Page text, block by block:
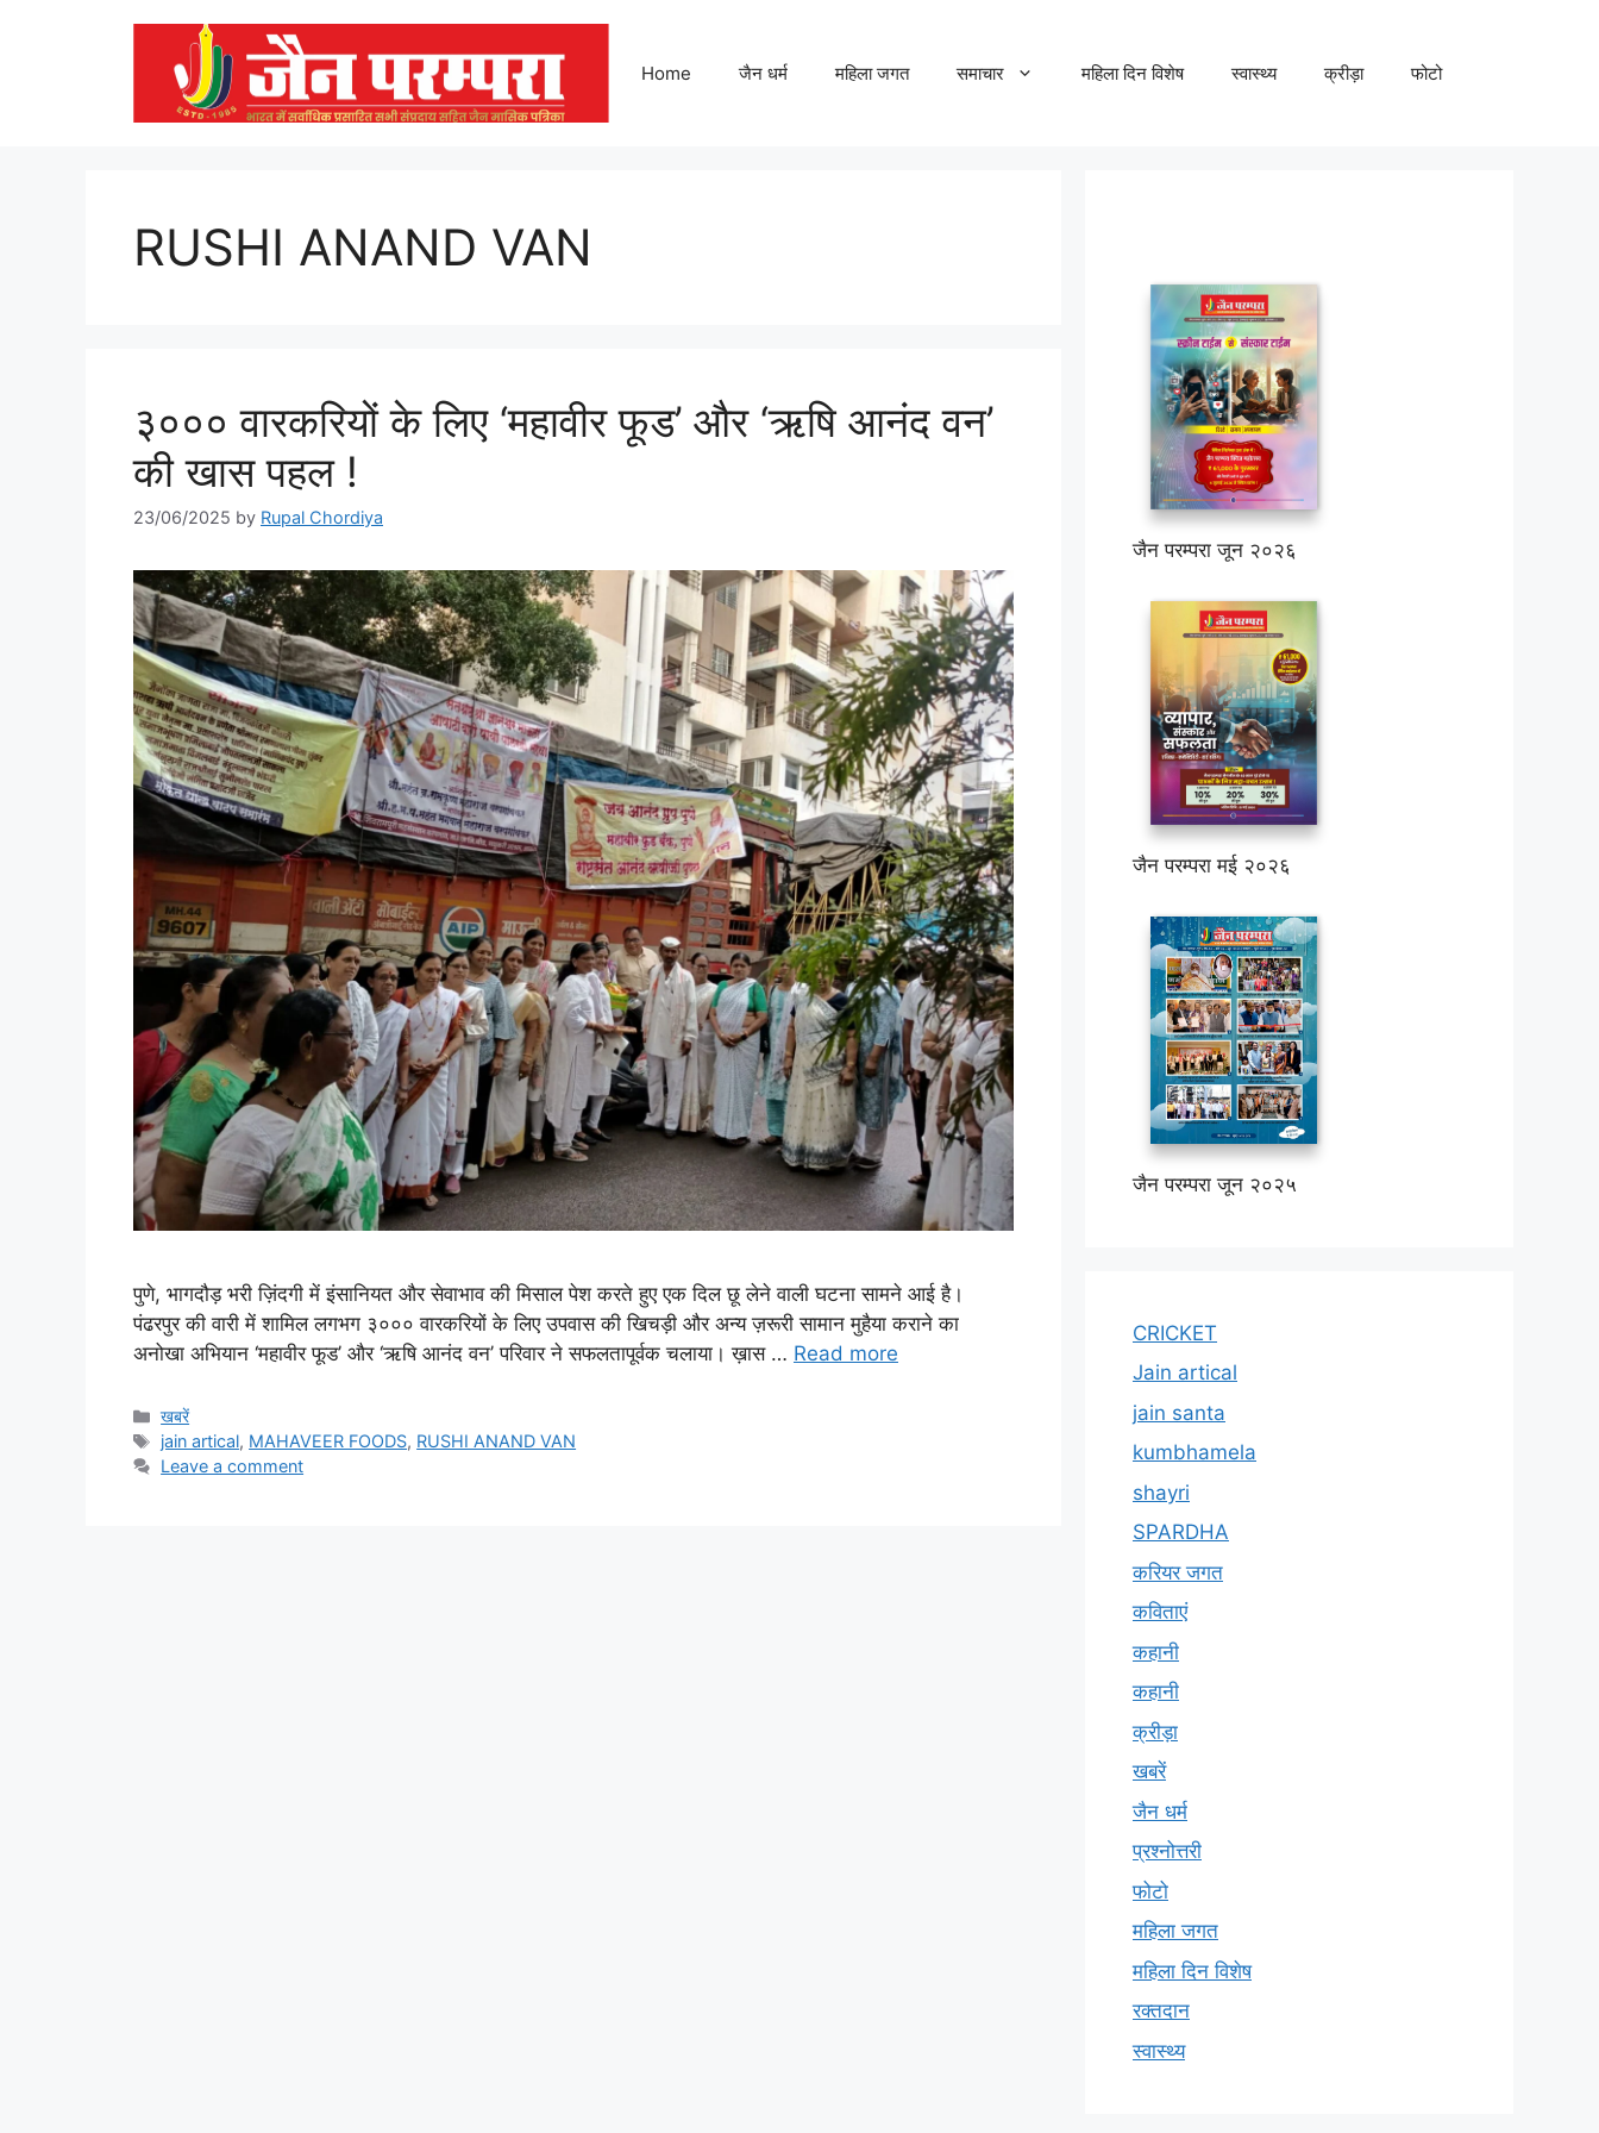
Home जैन धर्म महिला जगत समाचार महिला दिन विशेष स्वास्थ्य क्रीड़ा फोटो
RUSHI ANAND VAN
३००० वारकरियों के लिए ‘महावीर फूड’ और ‘ऋषि आनंद वन’
की खास पहल !
23/06/2025 by Rupal Chordiya
पुणे, भागदौड़ भरी ज़िंदगी में इंसानियत और सेवाभाव की मिसाल पेश करते हुए एक दिल छू लेने वाली घटना सामने आई है।
पंढरपुर की वारी में शामिल लगभग ३००० वारकरियों के लिए उपवास की खिचड़ी और अन्य ज़रूरी सामान मुहैया कराने का
अनोखा अभियान ‘महावीर फूड’ और ‘ऋषि आनंद वन’ परिवार ने सफलतापूर्वक चलाया। ख़ास … Read more
Categories
खबरें
Tags
jain artical, MAHAVEER FOODS, RUSHI ANAND VAN
Leave a comment
जैन परम्परा जून २०२६
जैन परम्परा मई २०२६
जैन परम्परा जून २०२५
CRICKET
Jain artical
jain santa
kumbhamela
shayri
SPARDHA
करियर जगत
कविताएं
कहानी
कहानी
क्रीड़ा
खबरें
जैन धर्म
प्रश्नोत्तरी
फोटो
महिला जगत
महिला दिन विशेष
रक्तदान
स्वास्थ्य